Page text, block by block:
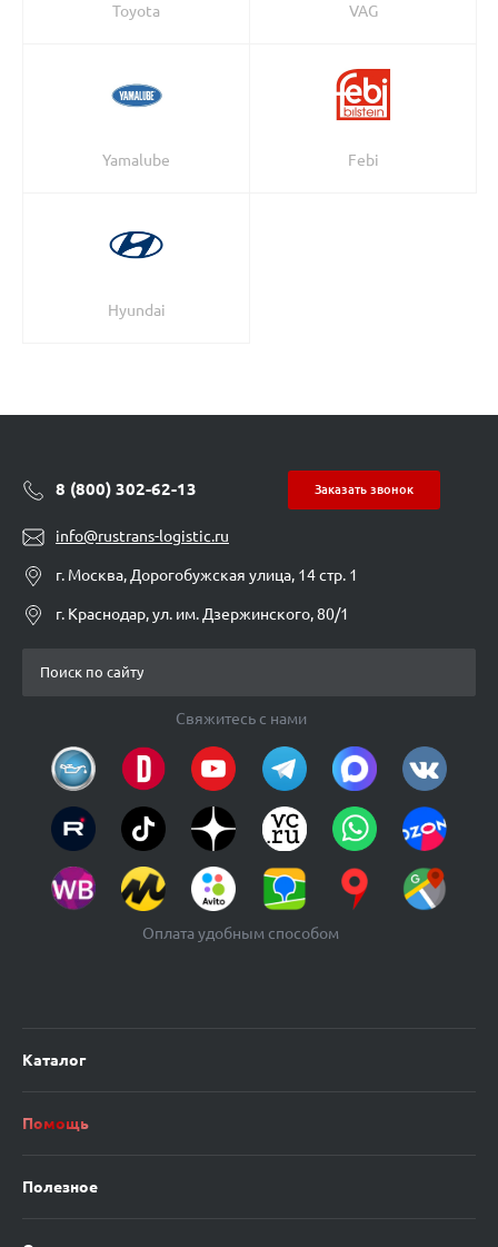
Toyota VAG
Yamalube Febi
Hyundai
8 (800) 302-62-13 Заказать звонок
info@rustrans-logistic.ru
г. Москва, Дорогобужская улица, 14 стр. 1
г. Краснодар, ул. им. Дзержинского, 80/1
Каталог
Помощь
Полезное
Свяжитесь с нами
Оплата удобным способом